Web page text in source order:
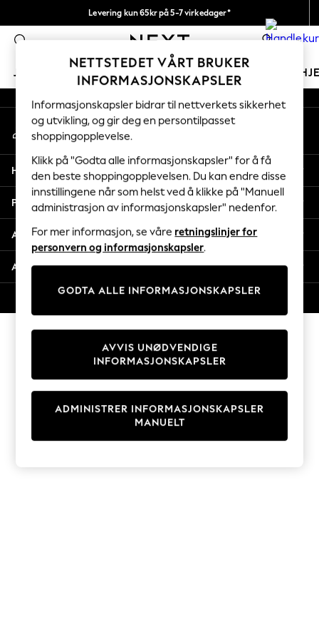
Levering kun 65kr på 5-7 virkedager*
Vi betaler alle tollavgifter 0
JENTER GUTTER BABY KVINNER
GIRLS
New In
50 - 92cm
98 - 110cm
116 - 134cm
140 - 174cm
Trending: Top & Short Sets
Trending: Clogs
Toy Story
THE SET
Coats & Jackets
Sweatshirts & Hoodies
Knitwear
Cardigans
Dresses
Sets & Outfits
T-Shirts
An error occurred on client
Våre sosiale nettverk
Min konto
Logg inn på kontoen din
Hjelp
Personvern & Juridisk
Avdelinger
Andre tjenester
NETTSTEDET VÅRT BRUKER
INFORMASJONSKAPSLER
Informasjonskapsler bidrar til nettverkets sikkerhet
og utvikling, og gir deg en persontilpasset
shoppingopplevelse.
Klikk på "Godta alle informasjonskapsler" for å få
den beste shoppingopplevelsen. Du kan endre disse
innstillingene når som helst ved å klikke på "Manuell
administrasjon av informasjonskapsler" nedenfor.
For mer informasjon, se våre retningslinjer for
personvern og informasjonskapsler.
GODTA ALLE INFORMASJONSKAPSLER
ADMINISTRER INFORMASJONSKAPSLER
MANUELT
AVVIS UNØDVENDIGE
INFORMASJONSKAPSLER